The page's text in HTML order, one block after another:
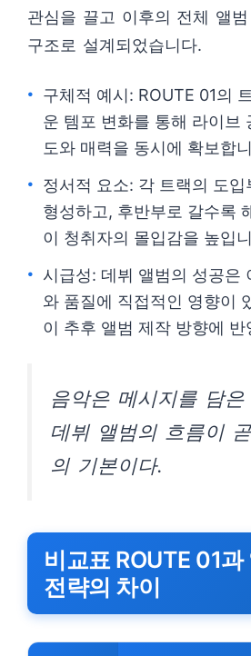
관심을 끌고 이후의 전체 앨
구조로 설계되었습니다.
구체적 예시: ROUTE 01의
운 템포 변화를 통해 라이브
도와 매력을 동시에 확보합
정서적 요소: 각 트랙의 도
형성하고, 후반부로 갈수록
이 청취자의 몰입감을 높입
시급성: 데뷔 앨범의 성공은
와 품질에 직접적인 영향이
이 추후 앨범 제작 방향에 반
음악은 메시지를 담은
데뷔 앨범의 흐름이
의 기본이다.
비교표 ROUTE 01과
전략의 차이